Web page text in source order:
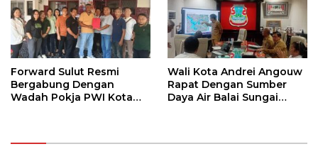
Forward Sulut Resmi
Bergabung Dengan
Wadah Pokja PWI Kota
Wali Kota Andrei Angouw
Rapat Dengan Sumber
Daya Air Balai Sungai